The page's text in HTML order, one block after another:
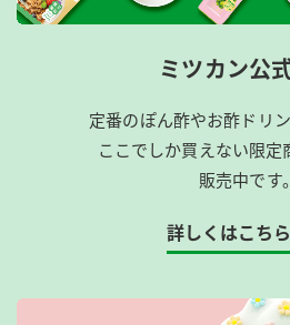
ミツカン公
定番のぽん酢やお酢ドリ
ここでしか買えない限定
販売中です。
詳しくはこちら